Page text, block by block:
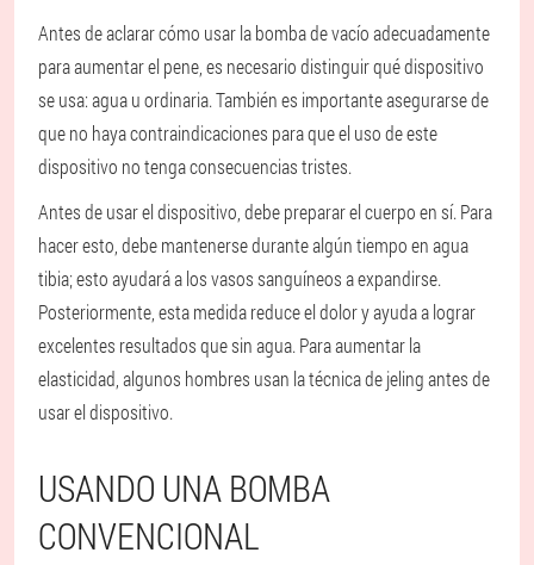
Antes de aclarar cómo usar la bomba de vacío adecuadamente
para aumentar el pene, es necesario distinguir qué dispositivo
se usa: agua u ordinaria. También es importante asegurarse de
que no haya contraindicaciones para que el uso de este
dispositivo no tenga consecuencias tristes.
Antes de usar el dispositivo, debe preparar el cuerpo en sí. Para
hacer esto, debe mantenerse durante algún tiempo en agua
tibia; esto ayudará a los vasos sanguíneos a expandirse.
Posteriormente, esta medida reduce el dolor y ayuda a lograr
excelentes resultados que sin agua. Para aumentar la
elasticidad, algunos hombres usan la técnica de jeling antes de
usar el dispositivo.
USANDO UNA BOMBA
CONVENCIONAL